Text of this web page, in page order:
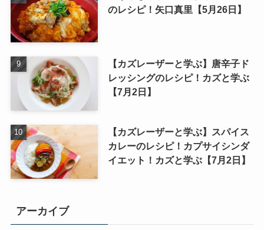
のレシピ！矢口真里【5月26日】
【カズレーザーと学ぶ】唐辛子ド
レッシングのレシピ！カズと学ぶ
【7月2日】
【カズレーザーと学ぶ】スパイス
カレーのレシピ！カプサイシンダ
イエット！カズと学ぶ【7月2日】
アーカイブ